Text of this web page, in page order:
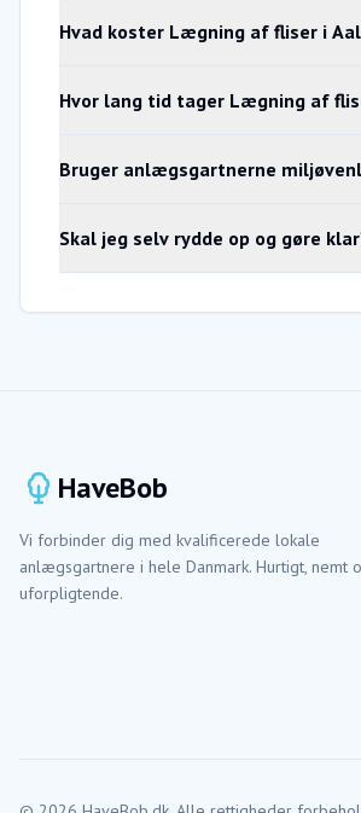
Hvad koster Lægning af fliser i
Hvor lang tid tager Lægning af
Bruger anlægsgartnerne
Skal jeg selv rydde op og gøre
HaveBob
Vi forbinder dig med kvalificerede lokale
anlægsgartnere i hele Danmark. Hurtigt, nemt
uforpligtende.